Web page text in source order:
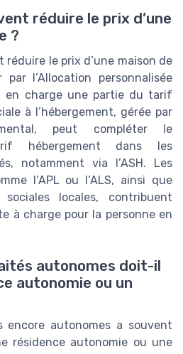
réduire le prix d’une
?
réduire le prix d’une maison de
l’Allocation personnalisée
en charge une partie du tarif
à l’hébergement, gérée par
peut compléter le
hébergement dans les
notamment via l’ASH. Les
l’APL ou l’ALS, ainsi que
locales, contribuent
à charge pour la personne en
autonomes doit-il
autonomie ou un
encore autonomes a souvent
résidence autonomie ou une